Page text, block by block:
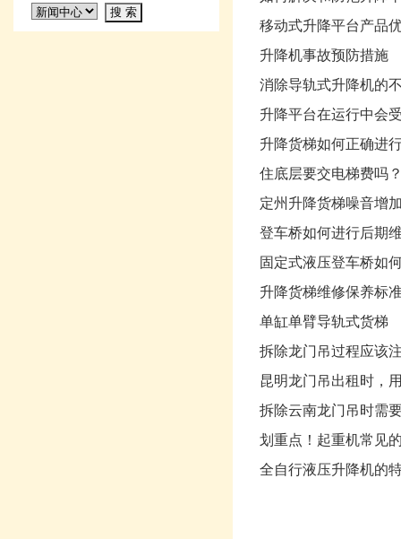
移动式升降平台产品
升降机事故预防措施
消除导轨式升降机的
升降平台在运行中会
升降货梯如何正确进
住底层要交电梯费吗
定州升降货梯噪音增
登车桥如何进行后期
固定式液压登车桥如
升降货梯维修保养标
单缸单臂导轨式货梯
拆除龙门吊过程应该
昆明龙门吊出租时，
拆除云南龙门吊时需
划重点！起重机常见
全自行液压升降机的